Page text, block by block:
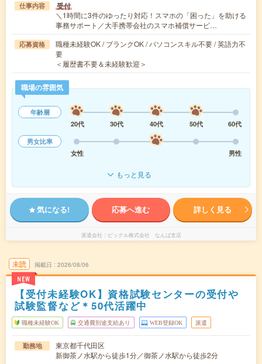
仕事内容 受付
＼1時間に3件のゆったり対応！スマホの「困った」を助ける
事務サポート／大手携帯会社のスマホ補償サービ…
応募資格
職種未経験OK / ブランクOK / パソコンスキル不要 / 英語力不
要
＜履歴書不要＆未経験歓迎＞
職場の雰囲気
年齢層
20代
30代 40代 50代
60代
男女比率
女性
男性
もっと見る
気になる! 応募へ進む 詳しく見る
派遣会社 ピックル株式会社 なんば支店
未読
NEW
掲載日 2026/08/06
【受付未経験OK】資格試験センターの受付や
試験監督など＊50代活躍中
職種未経験OK 交通費別途支給あり WEB登録OK 派遣
勤務地
東京都千代田区
新御茶ノ水駅から徒歩1分／御茶ノ水駅から徒歩2分